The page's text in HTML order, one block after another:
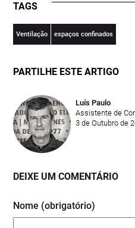
TAGS
Ventilação espaços confinados
PARTILHE ESTE ARTIGO
Luís Paulo
Assistente de
3 de Outubro de
DEIXE UM COMENTÁRIO
Nome (obrigatório)